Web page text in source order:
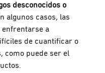
desconocidos o
algunos casos, las
enfrentarse a
de cuantificar o
como puede ser el